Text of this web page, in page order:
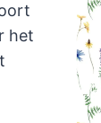
het